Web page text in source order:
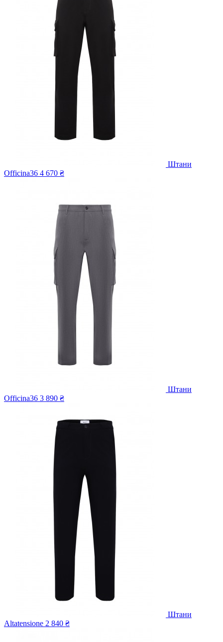
Штани
Officina36 4 670 ₴
Штани
Officina36 3 890 ₴
Штани
Altatensione 2 840 ₴